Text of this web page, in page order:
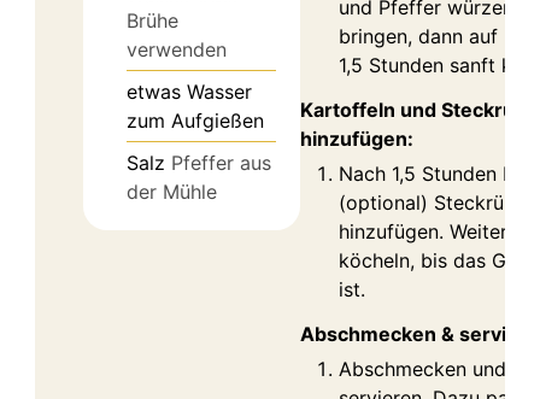
Brühe
verwenden
etwas Wasser
zum Aufgießen
Salz Pfeffer aus
der Mühle
und Pfeffer würzen.
bringen, dann auf
1,5 Stunden sanft
Kartoffeln und
hinzufügen:
Nach 1,5 Stunden
(optional) Steckrüben
hinzufügen. Weitere
köcheln, bis das
ist.
Abschmecken &
Abschmecken und